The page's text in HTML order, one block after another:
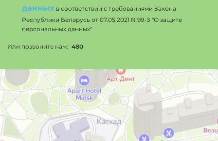
Или позвоните нам: 480
данных в соответствии с требованиями Закона
Республики Беларусь от 07.05.2021 N 99-З "О защите
персональных данных"